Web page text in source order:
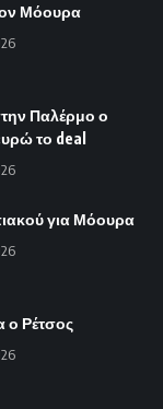
Μόουρα
Παλέρμο ο
το deal
για Μόουρα
ο Ρέτσος